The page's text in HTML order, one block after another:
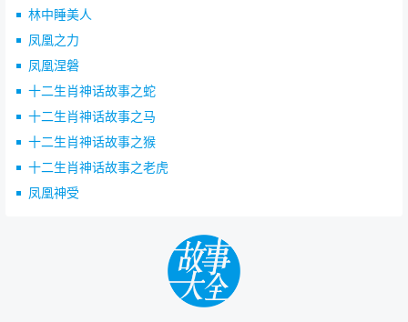
林中睡美人
凤凰之力
凤凰涅磐
十二生肖神话故事之蛇
十二生肖神话故事之马
十二生肖神话故事之猴
十二生肖神话故事之老虎
凤凰神受